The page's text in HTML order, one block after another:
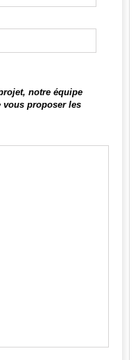
notre équipe
vous proposer les